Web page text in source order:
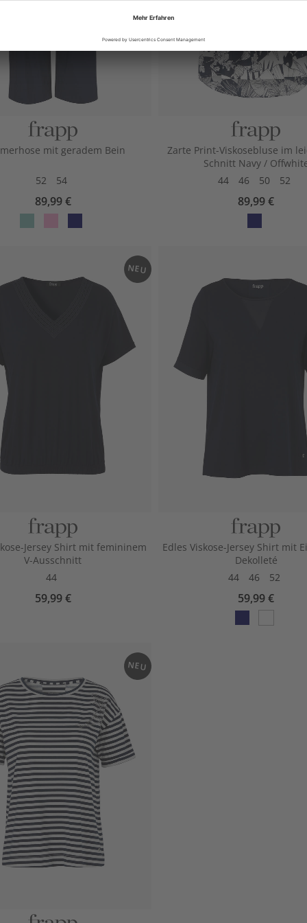
mit geradem Bein
52 54
89,99 €
ep
otu
avy
Zarte Print-Viskosebluse im
Schnitt Navy /
44
46 50 52
89,99 €
ffw
vy
NEU
Jersey Shirt mit femininem
V-Ausschnitt
44
59,99 €
Edles Viskose-Jersey Shirt mit
Dekolleté
44
46 52
59,99 €
avy
ffw
NEU